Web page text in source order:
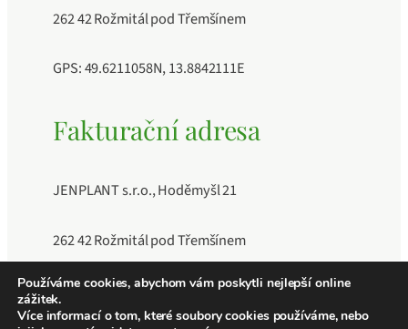
262 42 Rožmitál pod Třemšínem
GPS: 49.6211058N, 13.8842111E
Fakturační adresa
JENPLANT s.r.o., Hoděmyšl 21
262 42 Rožmitál pod Třemšínem
IČO: 11883189, DIČ: CZ11883189, Číslo účtu:
241040409/0600
Používáme cookies, abychom vám poskytli nejlepší online
zážitek.
Více informací o tom, které soubory cookies používáme, nebo